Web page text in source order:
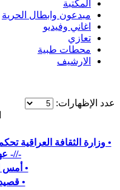
ألمكتبة
مبدعون وابطال الحرية
اغاني وفيديو
تعازي
محطات طبية
الارشيف
عدد الإظهارات:
• وزارة الثقافة العراقية
-//-
• أمس
•